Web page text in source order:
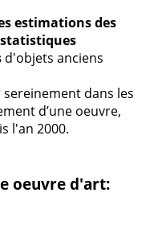
estimations des
statistiques
d'objets anciens
dans les
d’une oeuvre,
l'an 2000.
oeuvre d'art: